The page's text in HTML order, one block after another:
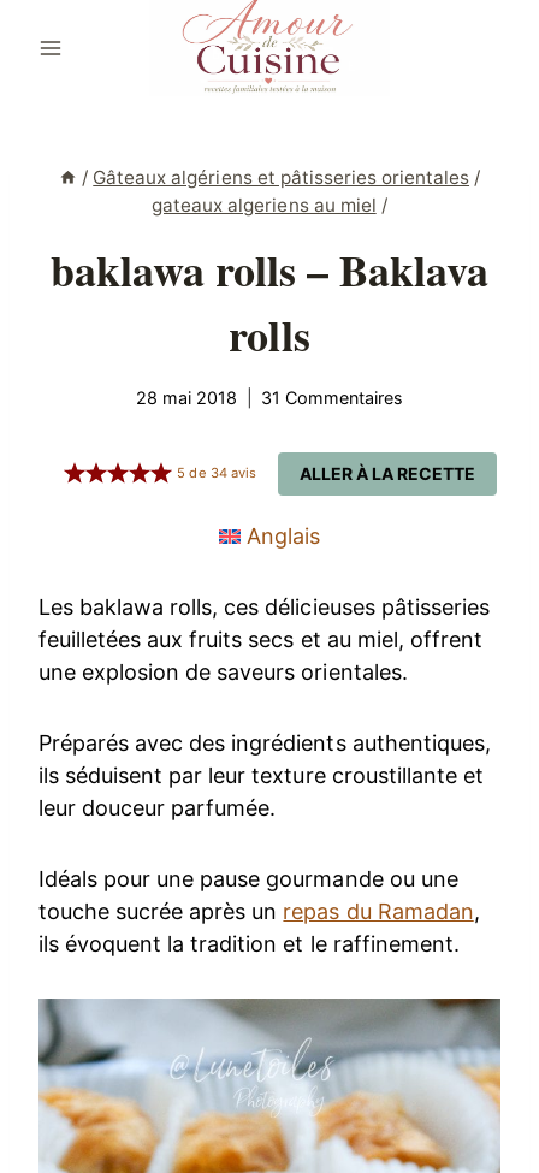
/ Gâteaux algériens et pâtisseries orientales /
gateaux algeriens au miel /
baklawa rolls – Baklava
rolls
28 mai 2018 31 Commentaires
ALLER À LA RECETTE
5 de 34avis
Anglais
Les baklawa rolls, ces délicieuses pâtisseries
feuilletées aux fruits secs et au miel, offrent
une explosion de saveurs orientales.
Préparés avec des ingrédients authentiques,
ils séduisent par leur texture croustillante et
leur douceur parfumée.
Idéals pour une pause gourmande ou une
touche sucrée après un repas du Ramadan,
ils évoquent la tradition et le raffinement.